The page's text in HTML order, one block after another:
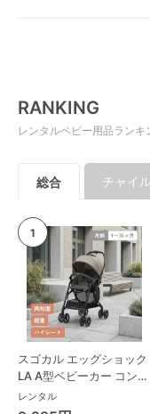
RANKING
レンタルベビー用品ランキ
総合 チャイ
スゴカル エッグショック
LA A型ベビーカー コンビ
(Combi)
レンタル